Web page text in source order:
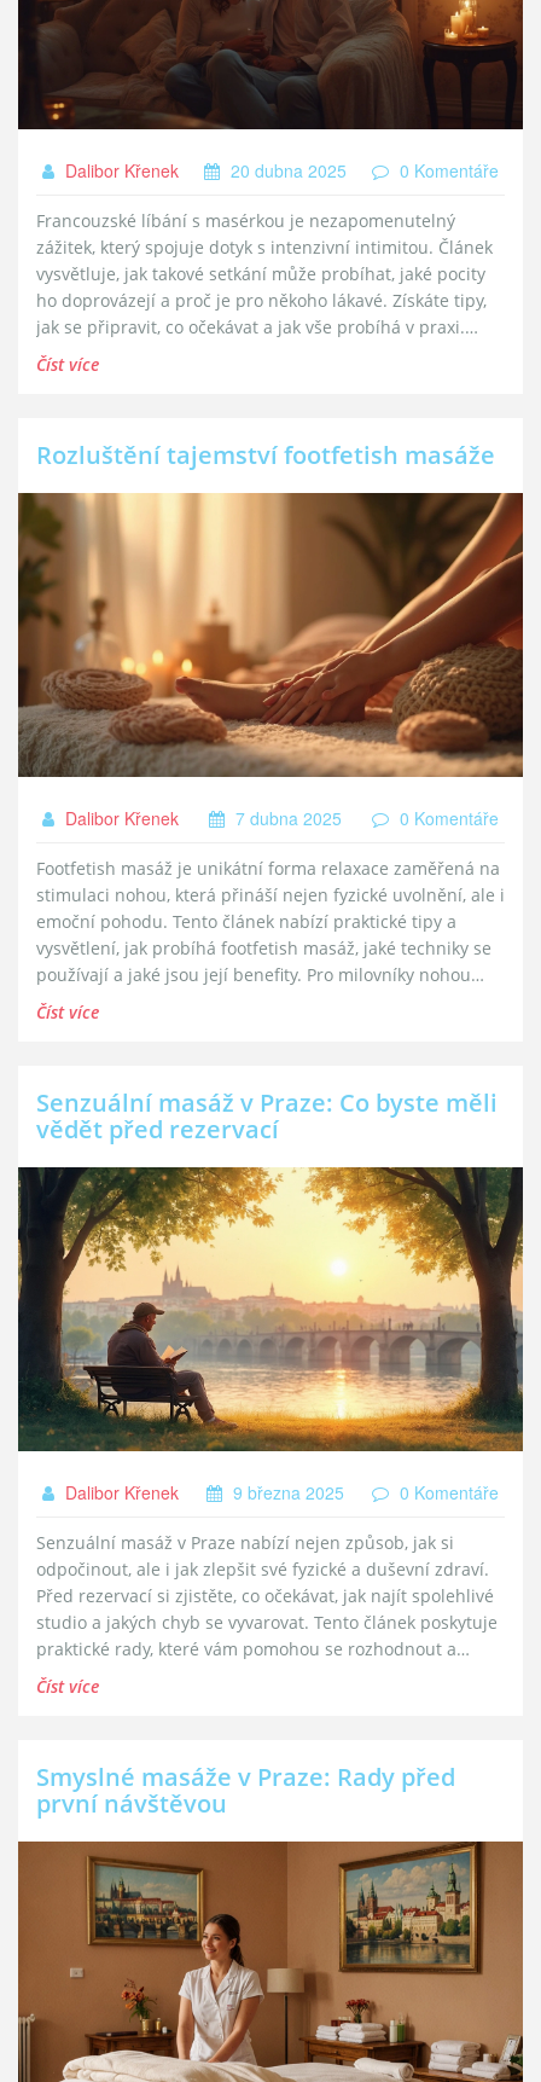
Dalibor Křenek 20 dubna 2025 0 Komentáře
Francouzské líbání s masérkou je nezapomenutelný
zážitek, který spojuje dotyk s intenzivní intimitou. Článek
vysvětluje, jak takové setkání může probíhat, jaké pocity
ho doprovázejí a proč je pro někoho lákavé. Získáte tipy,
jak se připravit, co očekávat a jak vše probíhá v praxi.
Nechybí ani konkrétní fakta, rady a odpovědi na časté
Číst více
Rozluštění tajemství footfetish masáže
Dalibor Křenek 7 dubna 2025 0 Komentáře
Footfetish masáž je unikátní forma relaxace zaměřená na
stimulaci nohou, která přináší nejen fyzické uvolnění, ale i
emoční pohodu. Tento článek nabízí praktické tipy a
vysvětlení, jak probíhá footfetish masáž, jaké techniky se
používají a jaké jsou její benefity. Pro milovníky nohou
může tato masáž být cestou k hlubšímu propojení s tělem
Číst více
Senzuální masáž v Praze: Co byste měli
vědět před rezervací
Dalibor Křenek 9 března 2025 0 Komentáře
Senzuální masáž v Praze nabízí nejen způsob, jak si
odpočinout, ale i jak zlepšit své fyzické a duševní zdraví.
Před rezervací si zjistěte, co očekávat, jak najít spolehlivé
studio a jakých chyb se vyvarovat. Tento článek poskytuje
praktické rady, které vám pomohou se rozhodnout a
dosáhnout nejlepšího zážitku. Ponořte se do světa
Číst více
Smyslné masáže v Praze: Rady před
první návštěvou